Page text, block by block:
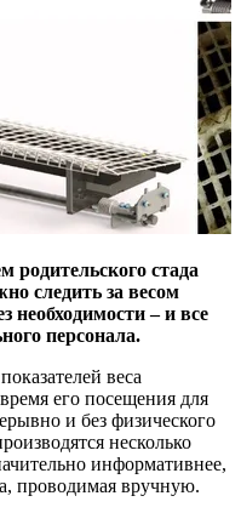
родительского стада
следить за весом
необходимости – и все
персонала.
веса
его посещения для
и без физического
несколько
информативнее,
проводимая вручную.